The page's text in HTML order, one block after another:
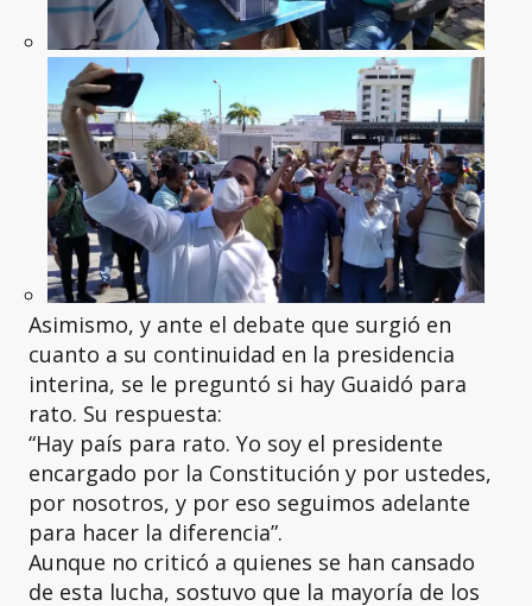
Asimismo, y ante el debate que surgió en
cuanto a su continuidad en la presidencia
interina, se le preguntó si hay Guaidó para
rato. Su respuesta:
“Hay país para rato. Yo soy el presidente
encargado por la Constitución y por ustedes,
por nosotros, y por eso seguimos adelante
para hacer la diferencia”.
Aunque no criticó a quienes se han cansado
de esta lucha, sostuvo que la mayoría de los